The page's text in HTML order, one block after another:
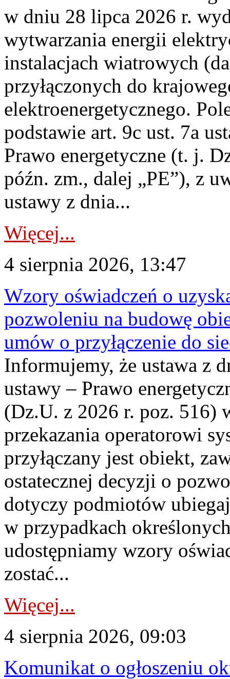
w dniu 28 lipca 2026 r.
wytwarzania energii
instalacjach wiatrowych
przyłączonych do
elektroenergetycznego.
podstawie art. 9c ust. 7a
Prawo energetyczne (t. j.
późn. zm., dalej „PE”), z
ustawy z dnia...
Więcej...
4 sierpnia 2026, 13:47
Wzory oświadczeń o
pozwoleniu na budowę
umów o przyłączenie do
Informujemy, że ustawa z
ustawy – Prawo
(Dz.U. z 2026 r. poz. 516)
przekazania operatorowi
przyłączany jest obiekt,
ostatecznej decyzji o
dotyczy podmiotów
w przypadkach
udostępniamy wzory
zostać...
Więcej...
4 sierpnia 2026, 09:03
Komunikat o ogłoszeniu